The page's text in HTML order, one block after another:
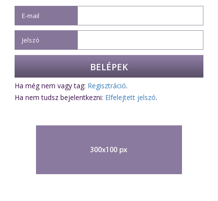
E-mail
Jelszó
Ha még nem vagy tag: Regisztráció.
Ha nem tudsz bejelentkezni: Elfelejtett jelszó.